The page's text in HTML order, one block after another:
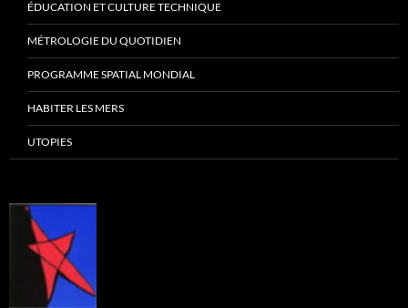
ÉDUCATION ET CULTURE TECHNIQUE
MÉTROLOGIE DU QUOTIDIEN
PROGRAMME SPATIAL MONDIAL
HABITER LES MERS
UTOPIES